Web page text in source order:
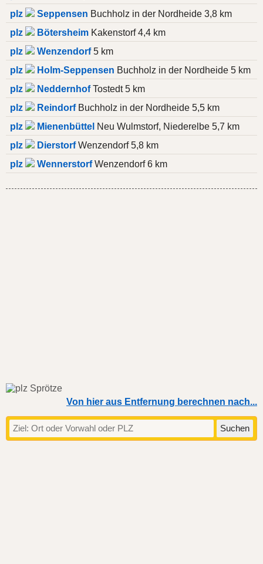
plz
Seppensen Buchholz in der Nordheide 3,8 km
plz
Bötersheim Kakenstorf 4,4 km
plz
Wenzendorf5 km
plz
Holm-Seppensen Buchholz in der Nordheide 5 km
plz
NeddernhofTostedt 5 km
plz
ReindorfBuchholz in der Nordheide 5,5 km
plz
Mienenbüttel Neu Wulmstorf, Niederelbe 5,7 km
plz
DierstorfWenzendorf 5,8 km
plz
WennerstorfWenzendorf 6 km
Von hier aus Entfernung berechnen nach...